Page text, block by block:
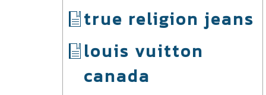
true religion jeans
louis vuitton
canada